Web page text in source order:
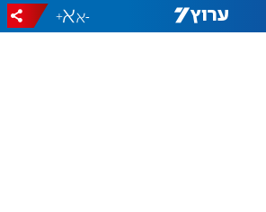
-
+